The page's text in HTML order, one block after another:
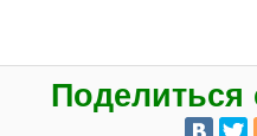
Поделиться